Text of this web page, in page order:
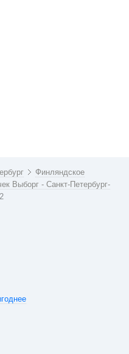
Финляндское
Выборг - Санкт-Петербург-